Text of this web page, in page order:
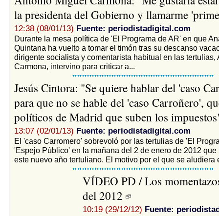
la presidenta del Gobierno y llamarme
12:38 (08/01/13) Fuente: periodistadigital.com
Durante la mesa política de 'El Programa de AR' en que
Quintana ha vuelto a tomar el timón tras su descanso
dirigente socialista y comentarista habitual en las tertulias,
Carmona, intervino para criticar a...
Jesús Cintora: "Se quiere hablar del 'caso
para que no se hable del 'caso Carroñero',
políticos de Madrid que suben los
13:07 (02/01/13) Fuente: periodistadigital.com
El 'caso Carromero' sobrevoló por las tertulias de 'El
'Espejo Público' en la mañana del 2 de enero de 2012 que
este nuevo año tertuliano. El motivo por el que se aludiera
VÍDEO PD / Los
del 2012
10:19 (29/12/12) Fuente: